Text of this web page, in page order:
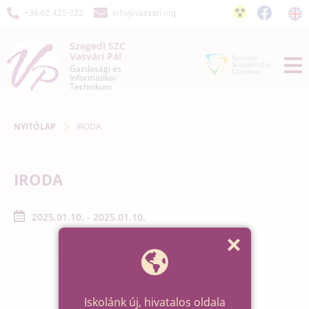
+36-62 425-322 info@vasvari.org
Szegedi SZC
Vasvári Pál
Gazdasági és
Informatikai
Technikum
NYITÓLAP IRODA
IRODA
2025.01.10. - 2025.01.10.
Iskolánk új, hivatalos oldala